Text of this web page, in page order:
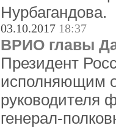
Нурбагандова.
03.10.2017 18:37
ВРИО главы
Президент
исполняющим
руководителя
генерал-